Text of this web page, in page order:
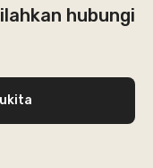
hubungi